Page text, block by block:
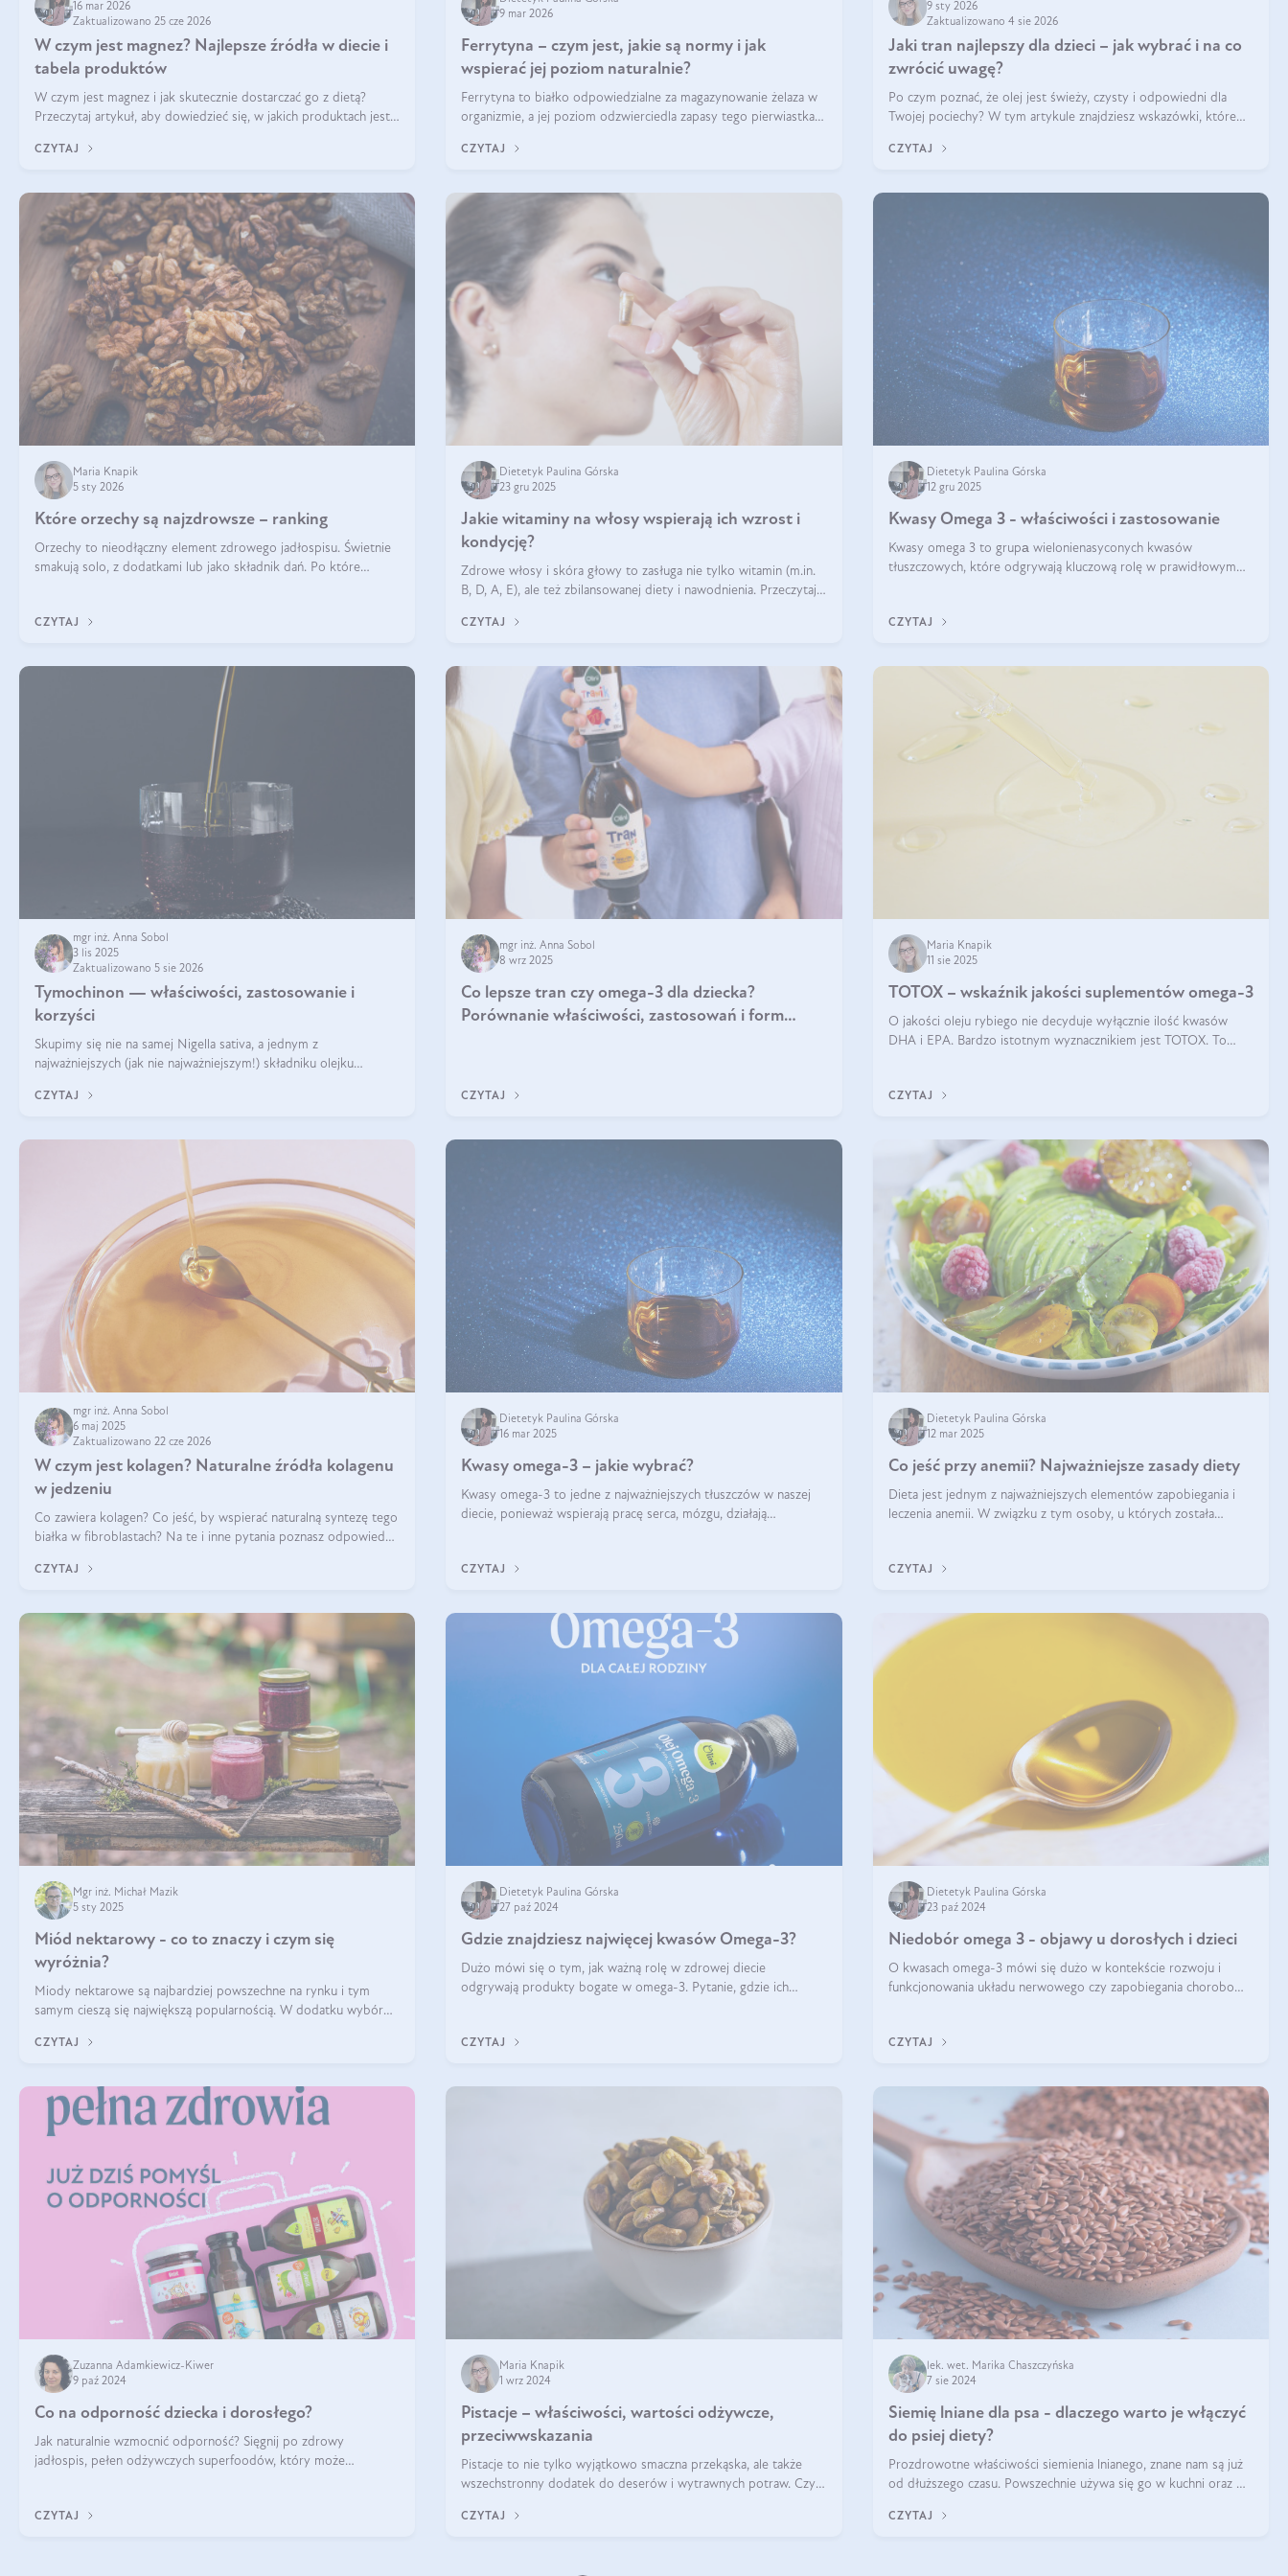
16 mar 2026
Zaktualizowano 25 cze 2026
W czym jest magnez? Najlepsze źródła w diecie i
tabela produktów
W czym jest magnez i jak skutecznie dostarczać go z dietą?
Przeczytaj artykuł, aby dowiedzieć się, w jakich produktach jest
CZYTAJ
9 mar 2026
Ferrytyna – czym jest, jakie są normy i jak
wspierać jej poziom naturalnie?
Ferrytyna to białko odpowiedzialne za magazynowanie żelaza w
organizmie, a jej poziom odzwierciedla zapasy tego pierwiastka.
ferrytyny daje objawy, które mogą utrudniać codzienne
CZYTAJ
9 sty 2026
Zaktualizowano 4 sie 2026
Jaki tran najlepszy dla dzieci – jak wybrać i na co
zwrócić uwagę?
Po czym poznać, że olej jest świeży, czysty i odpowiedni dla
Twojej pociechy? W tym artykule znajdziesz wskazówki, które
CZYTAJ
Maria Knapik
5 sty 2026
Które orzechy są najzdrowsze – ranking
Orzechy to nieodłączny element zdrowego jadłospisu. Świetnie
smakują solo, z dodatkami lub jako składnik dań. Po które
CZYTAJ
Dietetyk Paulina Górska
23 gru 2025
Jakie witaminy na włosy wspierają ich wzrost i
kondycję?
Zdrowe włosy i skóra głowy to zasługa nie tylko witamin (m.in.
B, D, A, E), ale też zbilansowanej diety i nawodnienia. Przeczytaj
wypadanie włosów.
CZYTAJ
Dietetyk Paulina Górska
12 gru 2025
Kwasy Omega 3 - właściwości i zastosowanie
Kwasy omega 3 to grupа wielonienasyconych kwasów
tłuszczowych, które odgrywają kluczową rolę w prawidłowym
CZYTAJ
mgr inż. Anna Sobol
3 lis 2025
Zaktualizowano 5 sie 2026
Tymochinon — właściwości, zastosowanie i
korzyści
Skupimy się nie na samej Nigella sativa, a jednym z
najważniejszych (jak nie najważniejszym!) składniku olejku
CZYTAJ
mgr inż. Anna Sobol
8 wrz 2025
Co lepsze tran czy omega-3 dla dziecka?
Porównanie właściwości, zastosowań i form
CZYTAJ
Maria Knapik
11 sie 2025
TOTOX – wskaźnik jakości suplementów omega-3
O jakości oleju rybiego nie decyduje wyłącznie ilość kwasów
DHA i EPA. Bardzo istotnym wyznacznikiem jest TOTOX. To
CZYTAJ
mgr inż. Anna Sobol
6 maj 2025
Zaktualizowano 22 cze 2026
W czym jest kolagen? Naturalne źródła kolagenu
w jedzeniu
Co zawiera kolagen? Co jeść, by wspierać naturalną syntezę tego
białka w fibroblastach? Na te i inne pytania poznasz odpowiedź
CZYTAJ
Dietetyk Paulina Górska
16 mar 2025
Kwasy omega-3 – jakie wybrać?
Kwasy omega-3 to jedne z najważniejszych tłuszczów w naszej
diecie, ponieważ wspierają pracę serca, mózgu, działają
CZYTAJ
Dietetyk Paulina Górska
12 mar 2025
Co jeść przy anemii? Najważniejsze zasady diety
Dieta jest jednym z najważniejszych elementów zapobiegania i
leczenia anemii. W związku z tym osoby, u których została
CZYTAJ
Mgr inż. Michał Mazik
5 sty 2025
Miód nektarowy - co to znaczy i czym się
wyróżnia?
Miody nektarowe są najbardziej powszechne na rynku i tym
samym cieszą się największą popularnością. W dodatku wybór
miodów akacjowych po intens
CZYTAJ
Dietetyk Paulina Górska
27 paź 2024
Gdzie znajdziesz najwięcej kwasów Omega-3?
Dużo mówi się o tym, jak ważną rolę w zdrowej diecie
odgrywają produkty bogate w omega-3. Pytanie, gdzie ich
CZYTAJ
Dietetyk Paulina Górska
23 paź 2024
Niedobór omega 3 - objawy u dorosłych i dzieci
O kwasach omega-3 mówi się dużo w kontekście rozwoju i
funkcjonowania układu nerwowego czy zapobiegania chorobom
CZYTAJ
Zuzanna Adamkiewicz-Kiwer
9 paź 2024
Co na odporność dziecka i dorosłego?
Jak naturalnie wzmocnić odporność? Sięgnij po zdrowy
jadłospis, pełen odżywczych superfoodów, który może
CZYTAJ
Maria Knapik
1 wrz 2024
Pistacje – właściwości, wartości odżywcze,
przeciwwskazania
Pistacje to nie tylko wyjątkowo smaczna przekąska, ale także
wszechstronny dodatek do deserów i wytrawnych potraw. Czy
każdy może się ni
CZYTAJ
lek. wet. Marika Chaszczyńska
7 sie 2024
Siemię lniane dla psa - dlaczego warto je włączyć
do psiej diety?
Prozdrowotne właściwości siemienia lnianego, znane nam są już
od dłuższego czasu. Powszechnie używa się go w kuchni oraz w
właściwości odn
CZYTAJ